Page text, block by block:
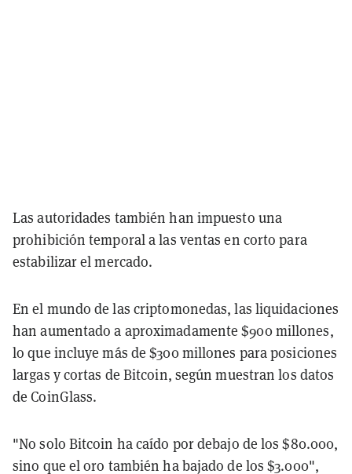
Las autoridades también han impuesto una
prohibición temporal a las ventas en corto para
estabilizar el mercado.
En el mundo de las criptomonedas, las liquidaciones
han aumentado a aproximadamente $900 millones,
lo que incluye más de $300 millones para posiciones
largas y cortas de Bitcoin, según muestran los datos
de CoinGlass.
"No solo Bitcoin ha caído por debajo de los $80.000,
sino que el oro también ha bajado de los $3.000",